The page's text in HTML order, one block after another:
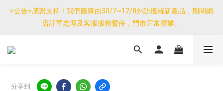
優惠免運產品如與其他商品同單購買，其他商品每件只需加$7運
費。(大件/較重產品除外)
<公告>感謝支持！我們團隊由30/7~12/8外訪搜羅新產品，期間網
店訂單處理及客服服務暫停，門市正常營業。
優惠免運產品如與其他商品同單購買，其他商品每件只需加$7運
分享到